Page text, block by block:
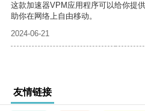
这款加速器VPM应用程序可以给你提
助你在网络上自由移动。
2024-06-21
友情链接